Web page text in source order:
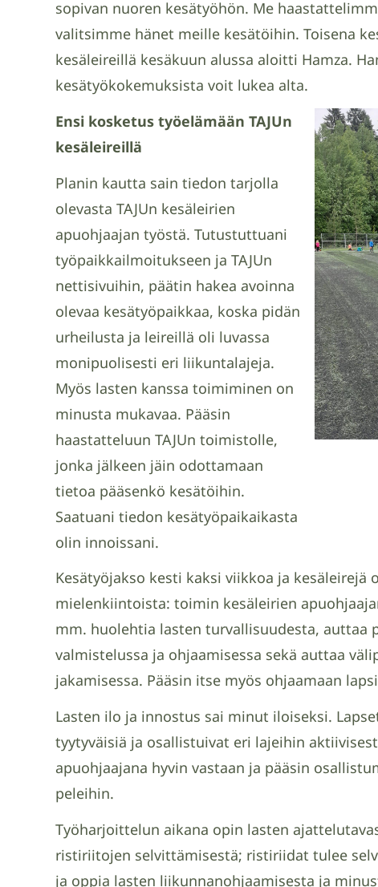
sopivan nuoren kesätyöhön. Me
valitsimme hänet meille kesätöihin. Toisena
kesäleireillä kesäkuun alussa aloitti Hamza.
kesätyökokemuksista voit lukea alta.
Ensi kosketus työelämään TAJUn
kesäleireillä
Planin kautta sain tiedon tarjolla
olevasta TAJUn kesäleirien
apuohjaajan työstä. Tutustuttuani
työpaikkailmoitukseen ja TAJUn
nettisivuihin, päätin hakea avoinna
olevaa kesätyöpaikkaa, koska pidän
urheilusta ja leireillä oli luvassa
monipuolisesti eri liikuntalajeja.
Myös lasten kanssa toimiminen on
minusta mukavaa. Pääsin
haastatteluun TAJUn toimistolle,
jonka jälkeen jäin odottamaan
tietoa pääsenkö kesätöihin.
Saatuani tiedon kesätyöpaikaikasta
olin innoissani.
Kesätyöjakso kesti kaksi viikkoa ja kesäleirejä
mielenkiintoista: toimin kesäleirien
mm. huolehtia lasten turvallisuudesta, auttaa
valmistelussa ja ohjaamisessa sekä auttaa
jakamisessa. Pääsin itse myös ohjaamaan
Lasten ilo ja innostus sai minut iloiseksi.
tyytyväisiä ja osallistuivat eri lajeihin
apuohjaajana hyvin vastaan ja pääsin
peleihin.
Työharjoittelun aikana opin lasten
ristiriitojen selvittämisestä; ristiriidat tulee
ja oppia lasten liikunnanohjaamisesta ja